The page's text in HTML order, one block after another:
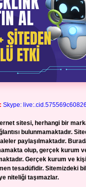
Skype:
sitesi, herhangi bir
bulunmamaktadır.
paylaşılmaktadır.
olup, gerçek kurum
Gerçek kurum ve
tesadüfidir. Sitemizdeki
niteliği taşımazlar.